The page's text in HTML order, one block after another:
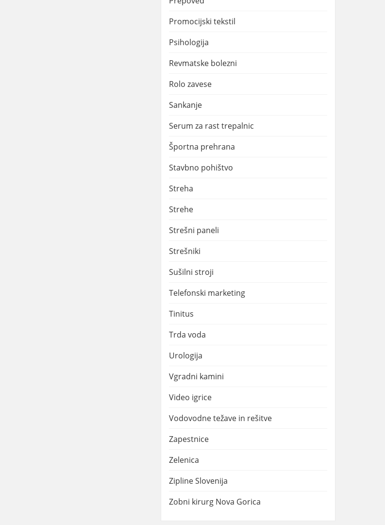
Promocijski tekstil
Psihologija
Revmatske bolezni
Rolo zavese
Sankanje
Serum za rast trepalnic
Športna prehrana
Stavbno pohištvo
Streha
Strehe
Strešni paneli
Strešniki
Sušilni stroji
Telefonski marketing
Tinitus
Trda voda
Urologija
Vgradni kamini
Video igrice
Vodovodne težave in rešitve
Zapestnice
Zelenica
Zipline Slovenija
Zobni kirurg Nova Gorica